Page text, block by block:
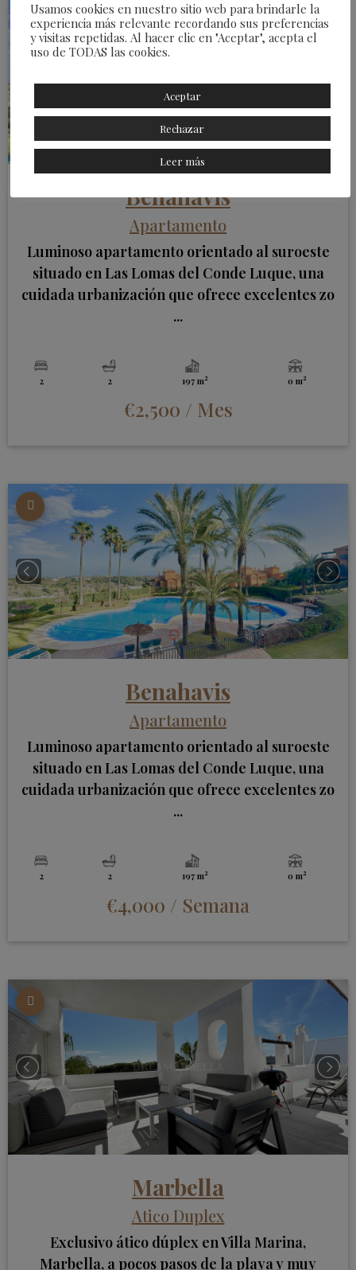
Benahavis
Apartamento
Luminoso apartamento orientado al suroeste
situado en Las Lomas del Conde Luque, una
cuidada urbanización que ofrece excelentes zo
...
2 2 197 m2 0 m2
€2,500 / Mes
Benahavis
Apartamento
Luminoso apartamento orientado al suroeste
situado en Las Lomas del Conde Luque, una
cuidada urbanización que ofrece excelentes zo
...
2 2 197 m2 0 m2
€4,000 / Semana
Marbella
Atico Duplex
Exclusivo ático dúplex en Villa Marina,
Marbella, a pocos pasos de la playa y muy
Usamos cookies en nuestro sitio web para brindarle la
experiencia más relevante recordando sus preferencias
y visitas repetidas. Al hacer clic en "Aceptar", acepta el
uso de TODAS las cookies.
Aceptar
Rechazar
Leer más